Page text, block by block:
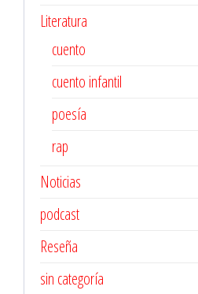
Literatura
cuento
cuento infantil
poesía
rap
Noticias
podcast
Reseña
sin categoría